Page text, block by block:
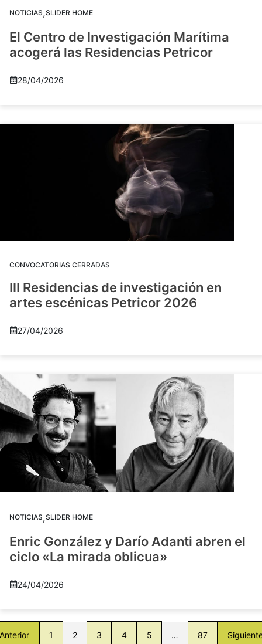
NOTICIAS,SLIDER HOME
El Centro de Investigación Marítima
acogerá las Residencias Petricor
28/04/2026
CONVOCATORIAS CERRADAS
III Residencias de investigación en
artes escénicas Petricor 2026
27/04/2026
NOTICIAS,SLIDER HOME
Enric González y Darío Adanti abren el
ciclo «La mirada oblicua»
24/04/2026
1 2 3 4 5 … 87